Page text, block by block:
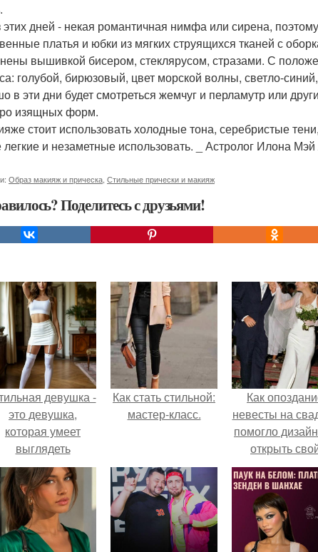
дней - некая романтичная нимфа или сирена,
платья и юбки из мягких струящихся тканей с
вышивкой бисером, стеклярусом, стразами. С
голубой, бирюзовый, цвет морской волны, светло-
в эти дни будет смотреться жемчуг и перламутр или
изящных форм.
стоит использовать холодные тона, серебристые
и незаметные использовать. _ Астролог Илона
Образ макияж и прическа Стильные прически и макияж
Поделитесь с друзьями!
девушка -
это девушка,
которая умеет
выглядеть
и
в любои
ситуации.
Как стать стильной:
мастер-класс.
Как
невесты на
помогло
открыть
бренд.